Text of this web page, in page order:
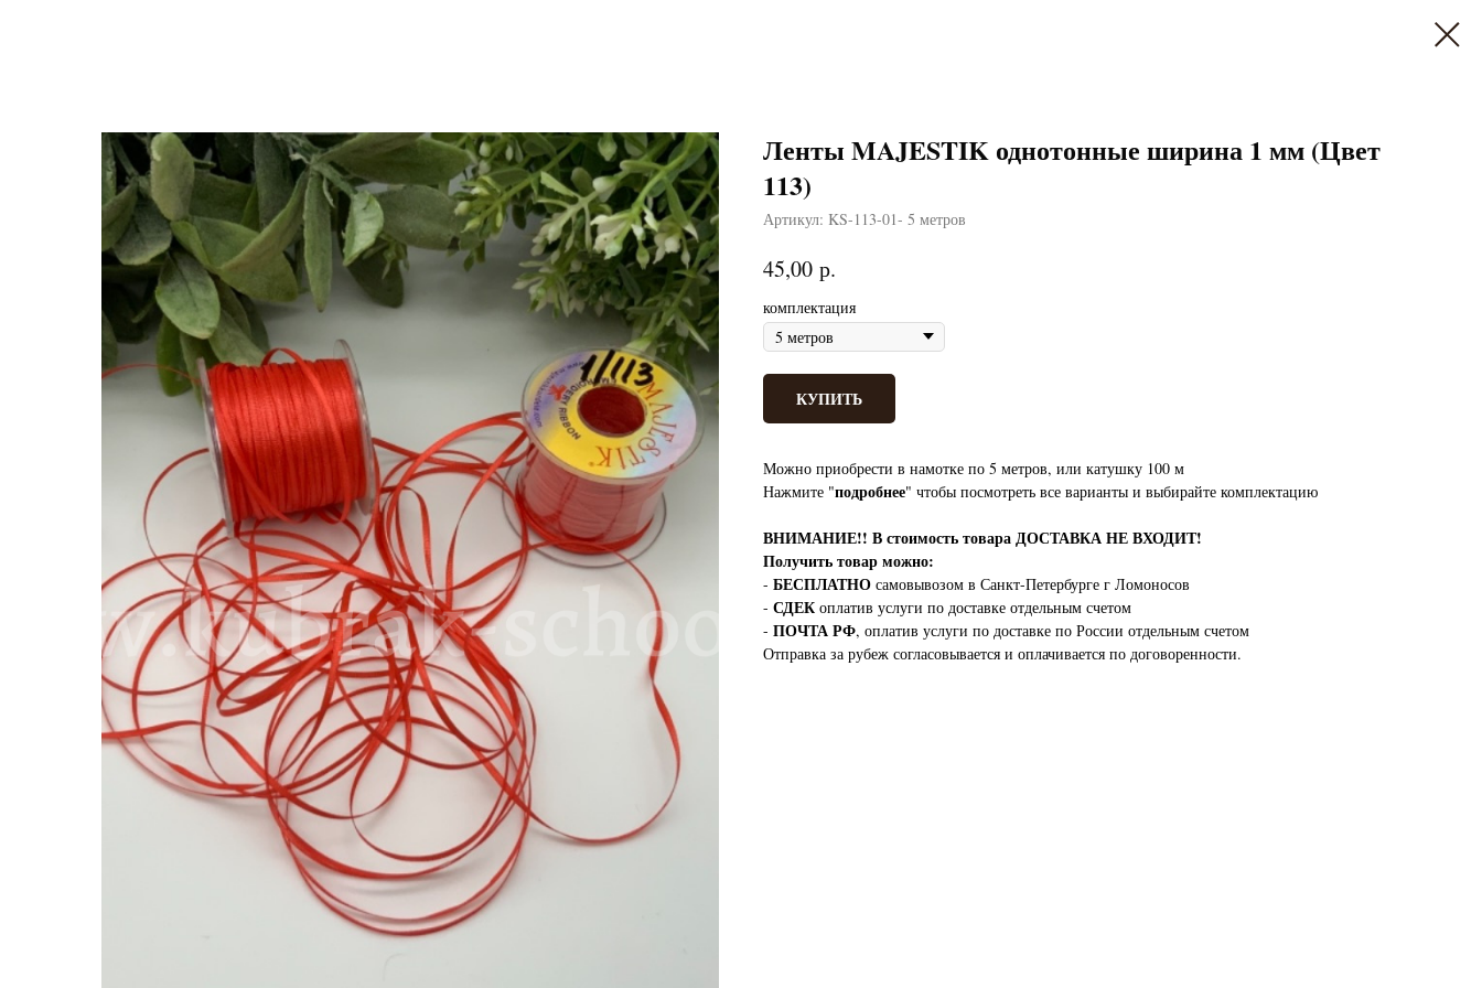
Ленты MAJESTIK однотонные ширина 1 мм (Цвет
113)
Артикул: KS-113-01- 5 метров
45,00 р.
комплектация
КУПИТЬ
Можно приобрести в намотке по 5 метров, или катушку 100 м
Нажмите "подробнее" чтобы посмотреть все варианты и выбирайте комплектацию
ВНИМАНИЕ!! В стоимость товара ДОСТАВКА НЕ ВХОДИТ!
Получить товар можно:
- БЕСПЛАТНО самовывозом в Санкт-Петербурге г Ломоносов
- СДЕК оплатив услуги по доставке отдельным счетом
- ПОЧТА РФ, оплатив услуги по доставке по России отдельным счетом
Отправка за рубеж согласовывается и оплачивается по договоренности.